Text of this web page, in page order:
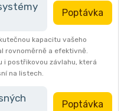
Poptávka
kapacitu vašeho
rovnoměrně a efektivně.
i postřikovou závlahu, která
na listech.
Poptávka